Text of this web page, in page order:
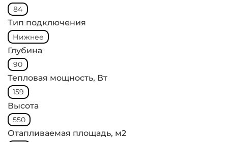
84
Тип подключения
Нижнее
Глубина
90
Тепловая мощность, Вт
159
Высота
550
Отапливаемая площадь, м2